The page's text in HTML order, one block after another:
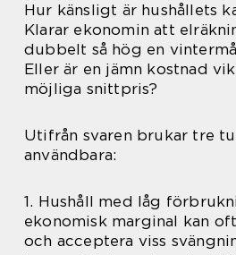
Hur känsligt är hushållets
Klarar ekonomin att
dubbelt så hög en
Eller är en jämn kostnad
möjliga snittpris?
Utifrån svaren brukar tre
användbara:
1. Hushåll med låg
ekonomisk marginal kan
och acceptera viss